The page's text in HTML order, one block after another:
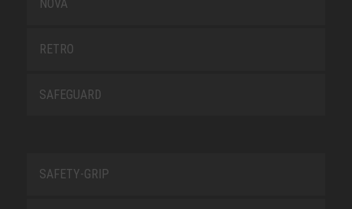
NOVA
RETRO
SAFEGUARD
SAFETY-GRIP